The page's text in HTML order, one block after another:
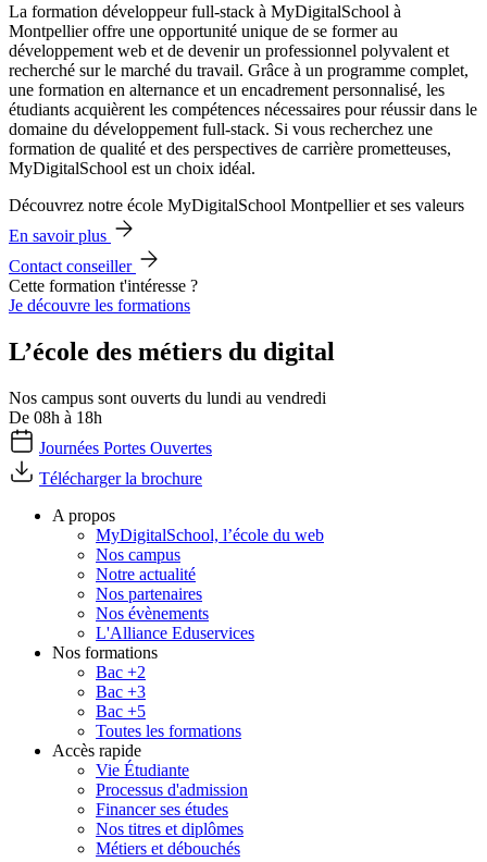
La formation développeur full-stack à MyDigitalSchool à
Montpellier offre une opportunité unique de se former au
développement web et de devenir un professionnel polyvalent et
recherché sur le marché du travail. Grâce à un programme complet,
une formation en alternance et un encadrement personnalisé, les
étudiants acquièrent les compétences nécessaires pour réussir dans le
domaine du développement full-stack. Si vous recherchez une
formation de qualité et des perspectives de carrière prometteuses,
MyDigitalSchool est un choix idéal.
Découvrez notre école MyDigitalSchool Montpellier et ses valeurs
En savoir plus
Contact conseiller
Cette formation t'intéresse ?
Je découvre les formations
L’école des métiers du digital
Nos campus sont ouverts du lundi au vendredi
De 08h à 18h
Journées Portes Ouvertes
Télécharger la brochure
A propos
MyDigitalSchool, l’école du web
Nos campus
Notre actualité
Nos partenaires
Nos évènements
L'Alliance Eduservices
Nos formations
Bac +2
Bac +3
Bac +5
Toutes les formations
Accès rapide
Vie Étudiante
Processus d'admission
Financer ses études
Nos titres et diplômes
Métiers et débouchés